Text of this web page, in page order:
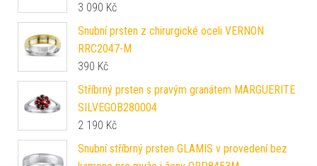
3 090 Kč
Snubní prsten z chirurgické oceli VERNON
RRC2047-M
390 Kč
Stříbrný prsten s pravým granátem MARGUERITE
SILVEGOB280004
2 190 Kč
Snubní stříbrný prsten GLAMIS v provedení bez